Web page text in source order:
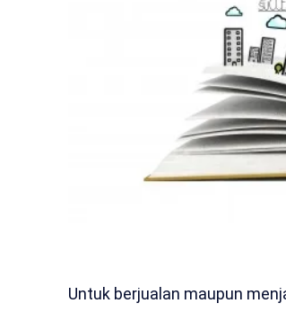
Untuk berjualan maupun